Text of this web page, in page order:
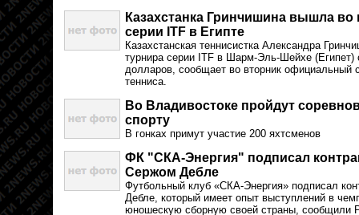
Казахстанка Гринчишина вышла во
серии ITF в Египте
Казахстанская теннисистка Александра
турнира серии ITF в Шарм-Эль-Шейхе
долларов, сообщает во вторник официальный
тенниса.
Во Владивостоке пройдут
спорту
В гонках примут участие 200 яхтсменов
ФК "СКА-Энергия" подписал
Сержом Дебле
Футбольный клуб «СКА-Энергия» подписал
Дебле, который имеет опыт выступлений в
юношескую сборную своей страны, сообщили